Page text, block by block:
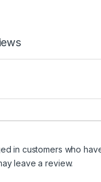
in customers who
leave a review.